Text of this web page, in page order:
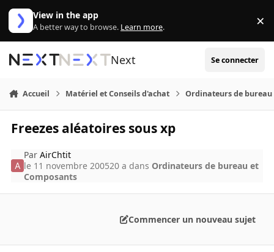
Aller au contenu
View in the app
A better way to browse. Learn more. ×
Next Se connecter
Accueil Matériel et Conseils d'achat Ordinateurs de bureau
Freezes aléatoires sous xp
ParAirChtit
le 11 novembre 200520 a dans Ordinateurs de bureau et
Composants
Commencer un nouveau sujet